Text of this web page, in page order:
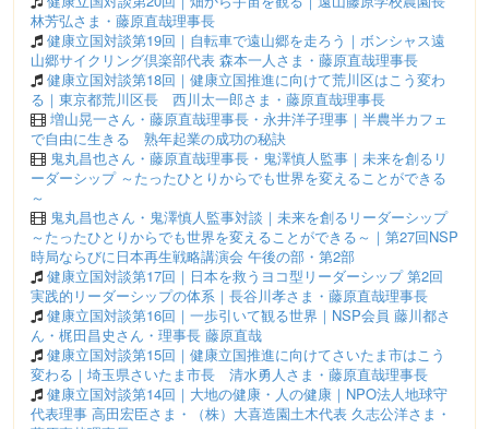
林芳弘さま・藤原直哉理事長
健康立国対談第19回｜自転車で遠山郷を走ろう｜ボンシャス遠
山郷サイクリング倶楽部代表 森本一人さま・藤原直哉理事長
健康立国対談第18回｜健康立国推進に向けて荒川区はこう変わ
る｜東京都荒川区長 西川太一郎さま・藤原直哉理事長
増山晃一さん・藤原直哉理事長・永井洋子理事｜半農半カフェ
で自由に生きる 熟年起業の成功の秘訣
鬼丸昌也さん・藤原直哉理事長・鬼澤慎人監事｜未来を創るリ
ーダーシップ ～たったひとりからでも世界を変えることができる
～
鬼丸昌也さん・鬼澤慎人監事対談｜未来を創るリーダーシップ
～たったひとりからでも世界を変えることができる～｜第27回NSP
時局ならびに日本再生戦略講演会 午後の部・第2部
健康立国対談第17回｜日本を救うヨコ型リーダーシップ 第2回
実践的リーダーシップの体系｜長谷川孝さま・藤原直哉理事長
健康立国対談第16回｜一歩引いて観る世界｜NSP会員 藤川都さ
ん・梶田昌史さん・理事長 藤原直哉
健康立国対談第15回｜健康立国推進に向けてさいたま市はこう
変わる｜埼玉県さいたま市長 清水勇人さま・藤原直哉理事長
健康立国対談第14回｜大地の健康・人の健康｜NPO法人地球守
代表理事 高田宏臣さま・（株）大喜造園土木代表 久志公洋さま・